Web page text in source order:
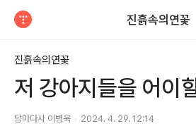
진흙속의연꽃
진흙속의연꽃
저 강아지들을 어이
담마다사 이병욱 2024. 4. 29. 12:14